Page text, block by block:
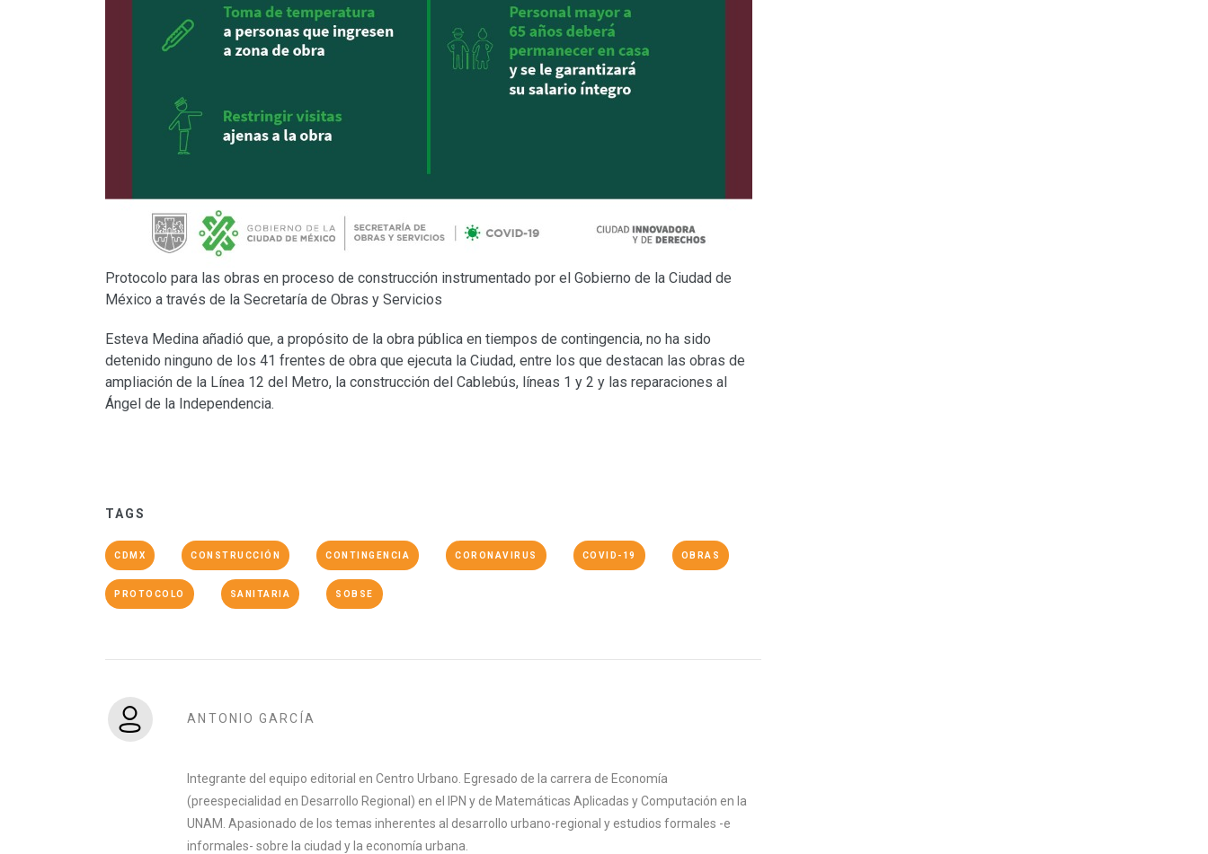
Protocolo para las obras en proceso de construcción instrumentado por el Gobierno de la Ciudad de
México a través de la Secretaría de Obras y Servicios
Esteva Medina añadió que, a propósito de la obra pública en tiempos de contingencia, no ha sido
detenido ninguno de los 41 frentes de obra que ejecuta la Ciudad, entre los que destacan las obras de
ampliación de la Línea 12 del Metro, la construcción del Cablebús, líneas 1 y 2 y las reparaciones al
Ángel de la Independencia.
TAGS
CDMX CONSTRUCCIÓN CONTINGENCIA CORONAVIRUS COVID-19 OBRAS
PROTOCOLO SANITARIA SOBSE
ANTONIO GARCÍA
Integrante del equipo editorial en Centro Urbano. Egresado de la carrera de Economía
(preespecialidad en Desarrollo Regional) en el IPN y de Matemáticas Aplicadas y Computación en la
UNAM. Apasionado de los temas inherentes al desarrollo urbano-regional y estudios formales -e
informales- sobre la ciudad y la economía urbana.